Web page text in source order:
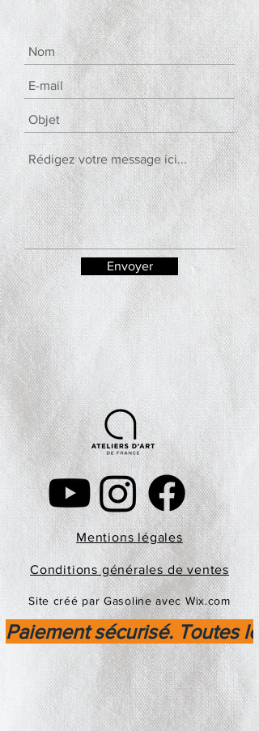
Envoyer
Mentions légales
Conditions générales de ventes
Site créé par Gasoline avec Wix.com
Paiement sécurisé. Toutes